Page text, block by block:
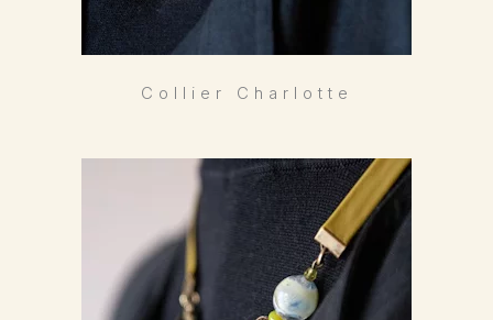
Collier Charlotte